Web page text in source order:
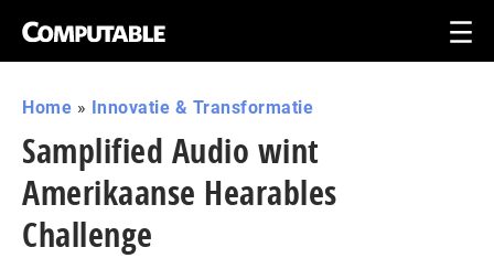
Home » Innovatie & Transformatie
Samplified Audio wint
Amerikaanse Hearables
Challenge